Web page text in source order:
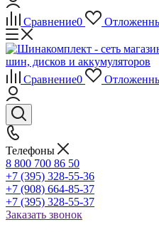
Сравнение0
Сравнение0
Телефоны
8 800 700 86 50
+7 (395) 328-55-36
+7 (908) 664-85-37
+7 (395) 328-55-37
Заказать звонок